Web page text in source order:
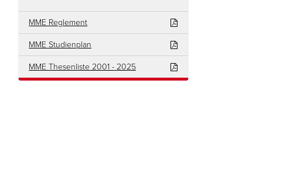
MME Reglement
MME Studienplan
MME Thesenliste 2001 - 2025